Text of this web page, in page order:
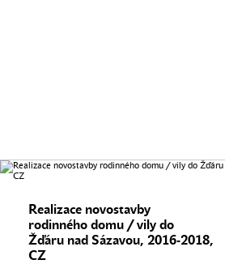
Realizace novostavby
rodinného domu / vily do
Žďáru nad Sázavou, 2016-2018,
CZ